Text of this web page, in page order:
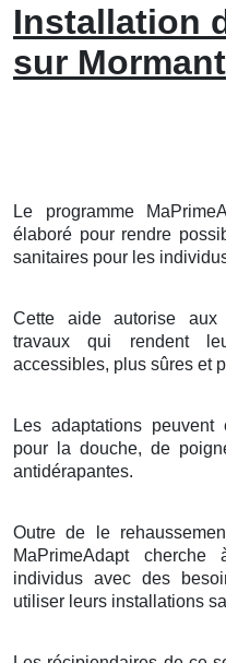
Installation
sur Mormant
Le programme
élaboré pour rendre
sanitaires pour les
Cette aide autorise
travaux qui rendent
accessibles, plus sûres et
Les adaptations peuvent
pour la douche, de
antidérapantes.
Outre de le
MaPrimeAdapt
individus avec des
utiliser leurs installations